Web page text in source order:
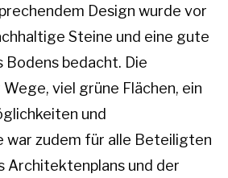
Design wurde vor
Steine und eine gute
Bodens bedacht. Die
viel grüne Flächen, ein
und
war zudem für alle Beteiligten
Architektenplans und der